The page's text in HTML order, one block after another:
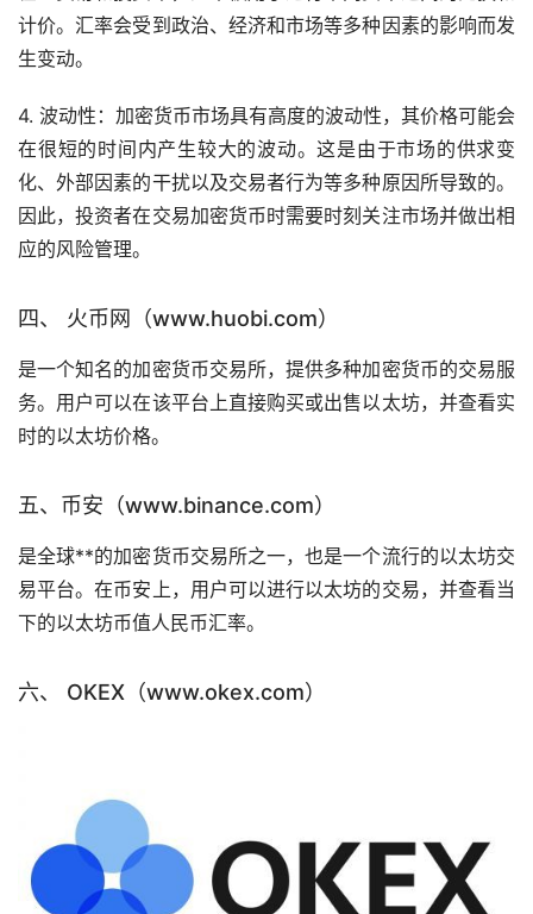
计价。汇率会受到政治、经济和市场等多种因素的影响而发
生变动。
4. 波动性：加密货币市场具有高度的波动性，其价格可能会
在很短的时间内产生较大的波动。这是由于市场的供求变
化、外部因素的干扰以及交易者行为等多种原因所导致的。
因此，投资者在交易加密货币时需要时刻关注市场并做出相
应的风险管理。
四、 火币网（www.huobi.com）
是一个知名的加密货币交易所，提供多种加密货币的交易服
务。用户可以在该平台上直接购买或出售以太坊，并查看实
时的以太坊价格。
五、币安（www.binance.com）
是全球**的加密货币交易所之一，也是一个流行的以太坊交
易平台。在币安上，用户可以进行以太坊的交易，并查看当
下的以太坊币值人民币汇率。
六、 OKEX（www.okex.com）